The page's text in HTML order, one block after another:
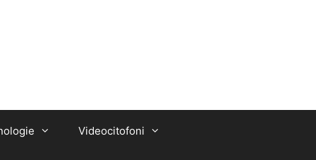
Videocitofoni